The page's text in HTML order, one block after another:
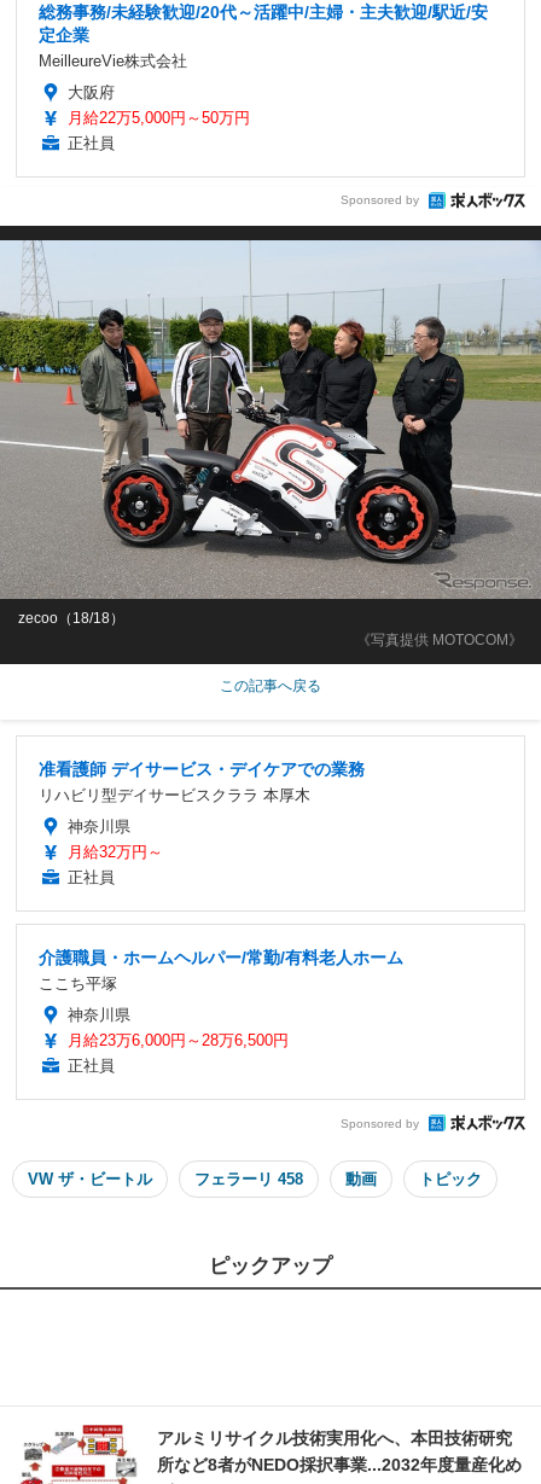
総務事務/未経験歓迎/20代～活躍中/主婦・主夫歓迎/駅近/安
定企業
MeilleureVie株式会社
大阪府
月給22万5,000円～50万円
正社員
Sponsored by
《写真提供 MOTOCOM》
zecoo（18/18）
この記事へ戻る
准看護師 デイサービス・デイケアでの業務
リハビリ型デイサービスクララ 本厚木
神奈川県
月給32万円～
正社員
介護職員・ホームヘルパー/常勤/有料老人ホーム
ここち平塚
神奈川県
月給23万6,000円～28万6,500円
正社員
Sponsored by
VW ザ・ビートル フェラーリ 458 動画 トピック
ピックアップ
アルミリサイクル技術実用化へ、本田技術研究
所など8者がNEDO採択事業...2032年度量産化め